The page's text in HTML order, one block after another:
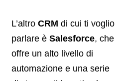
L’altro CRM di cui ti voglio
parlare è Salesforce, che
offre un alto livello di
automazione e una serie